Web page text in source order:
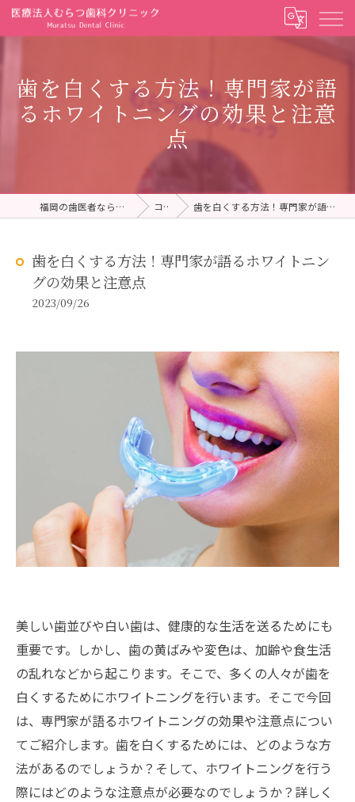
歯を白くする方法！専門家が語
るホワイトニングの効果と注意
点
福岡の歯医者ならむらつ歯科クリニック コラム 歯を白くする方法！専門家が語るホワイトニングの効果と注意点
歯を白くする方法！専門家が語るホワイトニン
グの効果と注意点
2023/09/26
美しい歯並びや白い歯は、健康的な生活を送るためにも
重要です。しかし、歯の黄ばみや変色は、加齢や食生活
の乱れなどから起こります。そこで、多くの人々が歯を
白くするためにホワイトニングを行います。そこで今回
は、専門家が語るホワイトニングの効果や注意点につい
てご紹介します。歯を白くするためには、どのような方
法があるのでしょうか？そして、ホワイトニングを行う
際にはどのような注意点が必要なのでしょうか？詳しく